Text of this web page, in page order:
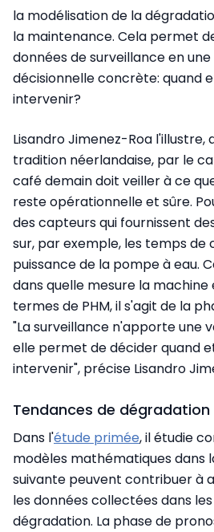
la modélisation de la
la maintenance. Cela permet
données de surveillance en
décisionnelle concrète: quand
intervenir?
Lisandro Jimenez-Roa l'illustre,
tradition néerlandaise, par le
café demain doit veiller à ce
reste opérationnelle et sûre.
des capteurs qui fournissent
sur, par exemple, les temps de
puissance de la pompe à eau.
dans quelle mesure la machine
termes de PHM, il s'agit de la
"La surveillance n'apporte une
elle permet de décider quand
intervenir", précise Lisandro
Tendances de dégradation
Dans l'étude primée, il étudie
modèles mathématiques dans
suivante peuvent contribuer à
les données collectées dans
dégradation. La phase de